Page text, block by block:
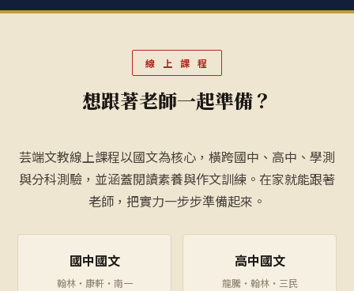
線 上 課 程
想跟著老師一起準備？
芸端文教線上課程以國文為核心，橫跨國中、高中、學測
與分科測驗，並涵蓋閱讀素養與作文訓練。在家就能跟著
老師，把實力一步步準備起來。
國中國文
翰林・康軒・南一
高中國文
龍騰・翰林・三民